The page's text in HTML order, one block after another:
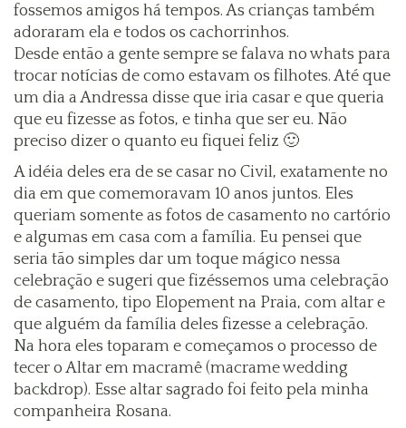
fossemos amigos há tempos. As crianças também
adoraram ela e todos os cachorrinhos.
Desde então a gente sempre se falava no whats para
trocar notícias de como estavam os filhotes. Até que
um dia a Andressa disse que iria casar e que queria
que eu fizesse as fotos, e tinha que ser eu. Não
preciso dizer o quanto eu fiquei feliz 🙂
A idéia deles era de se casar no Civil, exatamente no
dia em que comemoravam 10 anos juntos. Eles
queriam somente as fotos de casamento no cartório
e algumas em casa com a família. Eu pensei que
seria tão simples dar um toque mágico nessa
celebração e sugeri que fizéssemos uma celebração
de casamento, tipo Elopement na Praia, com altar e
que alguém da família deles fizesse a celebração.
Na hora eles toparam e começamos o processo de
tecer o Altar em macramê (macrame wedding
backdrop). Esse altar sagrado foi feito pela minha
companheira Rosana.